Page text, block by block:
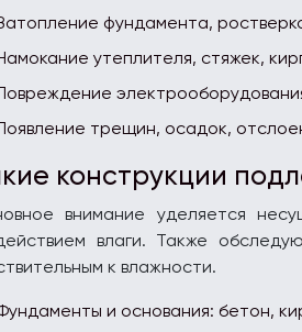
фундамента,
утеплителя, стяжек,
трещин, осадок,
конструкции
внимание уделяется
влаги. Также
к влажности.
и основания: бетон,